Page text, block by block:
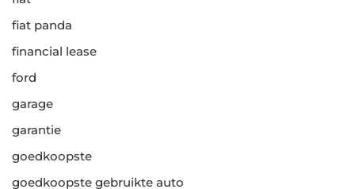
fiat panda
financial lease
ford
garage
garantie
goedkoopste
goedkoopste gebruikte auto